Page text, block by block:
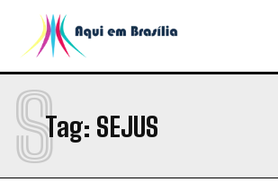
Tag: SEJUS
S